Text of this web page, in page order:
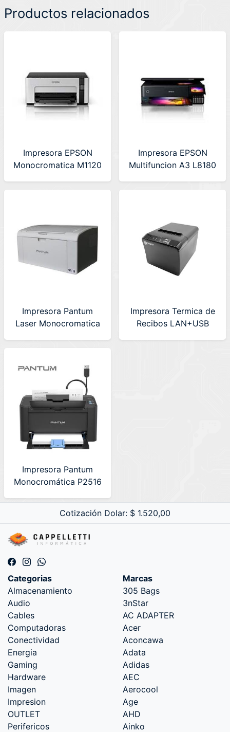
Productos relacionados
Impresora EPSON
Monocromatica M1120
Impresora EPSON
Multifuncion A3 L8180
Impresora Pantum
Laser Monocromatica
Impresora Termica de
Recibos LAN+USB
Impresora Pantum
Monocromática P2516
Cotización Dolar: $ 1.520,00
Categorias
Almacenamiento
Audio
Cables
Computadoras
Conectividad
Energia
Gaming
Hardware
Imagen
Impresion
OUTLET
Perifericos
Marcas
305 Bags
3nStar
AC ADAPTER
Acer
Aconcawa
Adata
Adidas
AEC
Aerocool
Age
AHD
Ainko